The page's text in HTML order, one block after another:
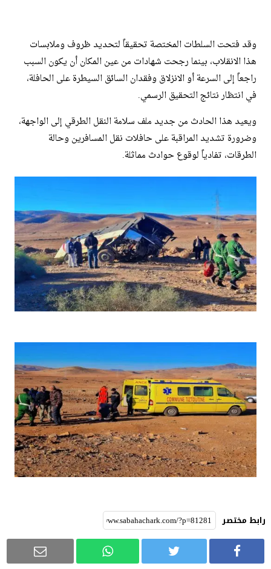
وقد فتحت السلطات المختصة تحقيقاً لتحديد ظروف وملابسات
هذا الانقلاب، بينما رجحت شهادات من عين المكان أن يكون السبب
راجعاً إلى السرعة أو الانزلاق وفقدان السائق السيطرة على الحافلة،
في انتظار نتائج التحقيق الرسمي.
ويعيد هذا الحادث من جديد ملف سلامة النقل الطرقي إلى الواجهة،
وضرورة تشديد المراقبة على حافلات نقل المسافرين وحالة
الطرقات، تفادياً لوقوع حوادث مماثلة.
رابط مختصر